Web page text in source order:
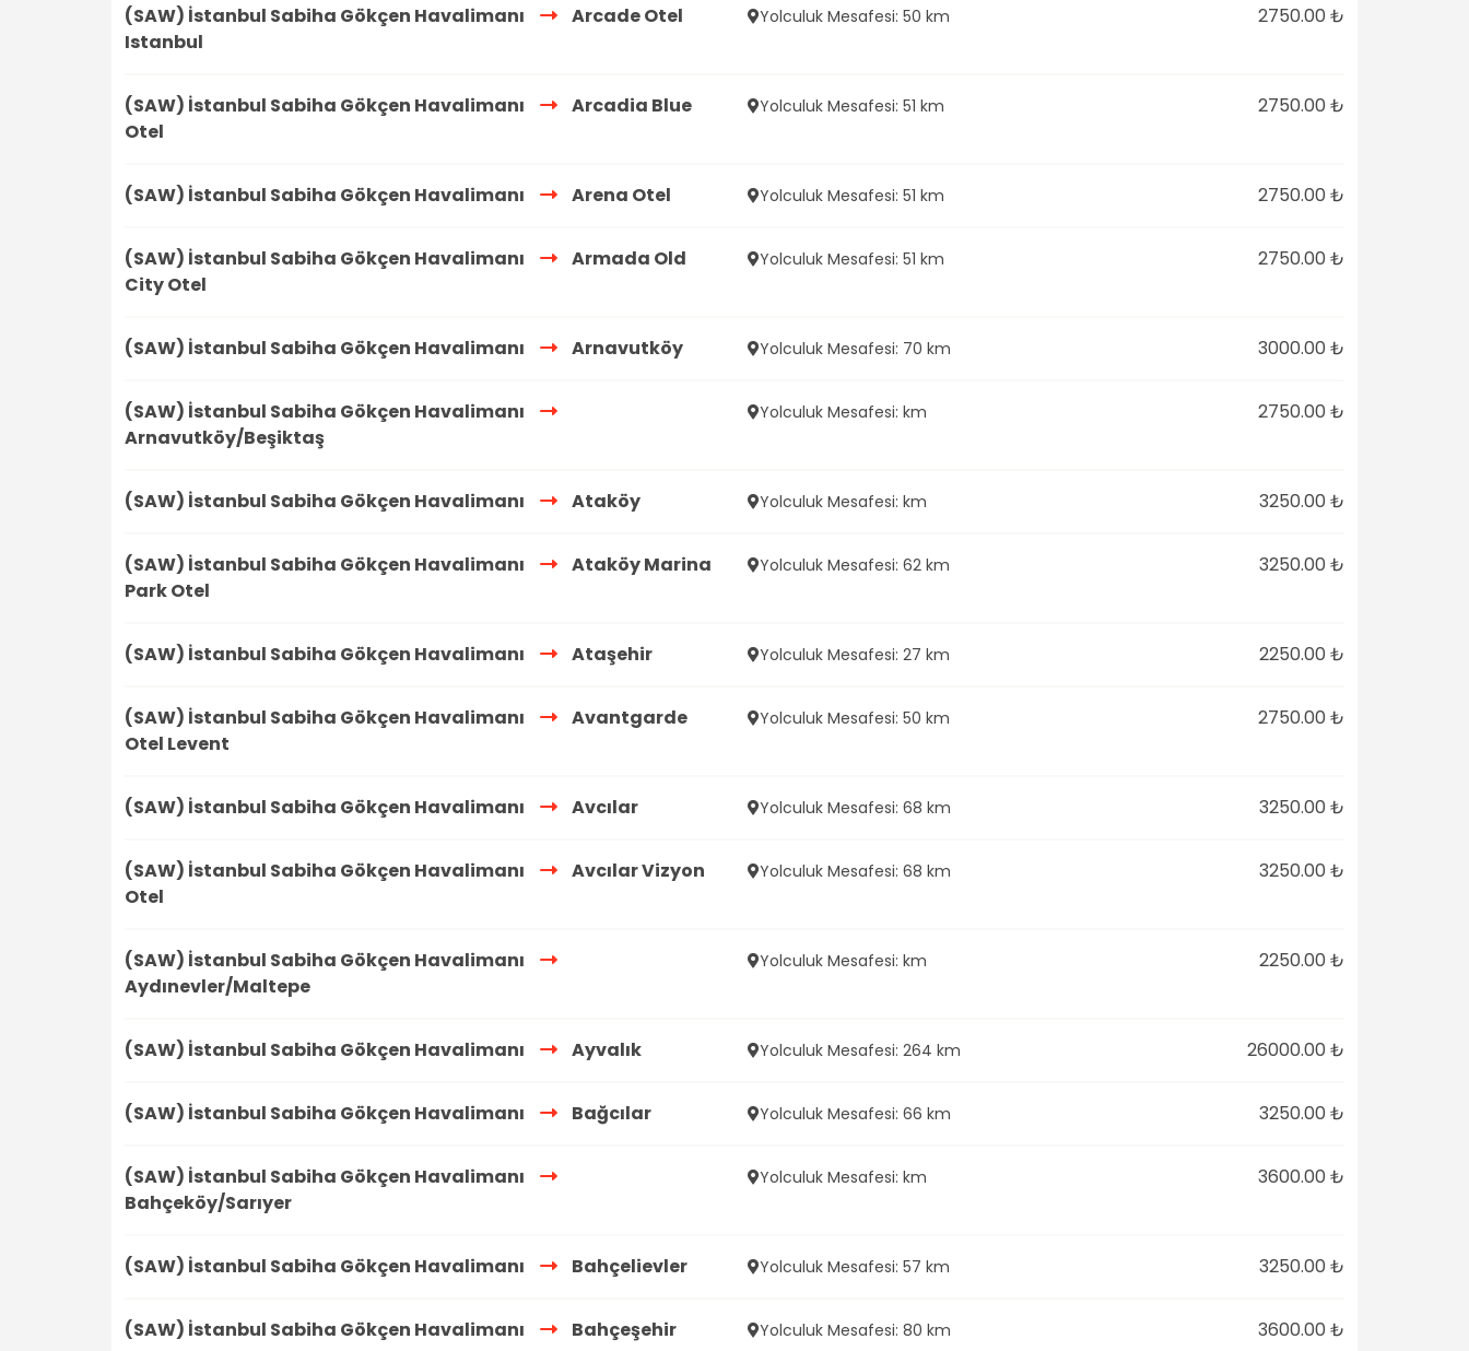
(SAW) İstanbul Sabiha Gökçen Havalimanı
Arcade Otel
Istanbul
Yolculuk Mesafesi: 50 km 2750.00 ₺
(SAW) İstanbul Sabiha Gökçen Havalimanı
Arcadia Blue
Otel
Yolculuk Mesafesi: 51 km 2750.00 ₺
(SAW) İstanbul Sabiha Gökçen Havalimanı Arena Otel Yolculuk Mesafesi: 51 km 2750.00 ₺
(SAW) İstanbul Sabiha Gökçen Havalimanı
Armada Old
City Otel
Yolculuk Mesafesi: 51 km 2750.00 ₺
(SAW) İstanbul Sabiha Gökçen Havalimanı Arnavutköy Yolculuk Mesafesi: 70 km 3000.00 ₺
(SAW) İstanbul Sabiha Gökçen Havalimanı
Arnavutköy/Beşiktaş
Yolculuk Mesafesi: km 2750.00 ₺
(SAW) İstanbul Sabiha Gökçen Havalimanı Ataköy Yolculuk Mesafesi: km 3250.00 ₺
(SAW) İstanbul Sabiha Gökçen Havalimanı
Ataköy Marina
Park Otel
Yolculuk Mesafesi: 62 km 3250.00 ₺
(SAW) İstanbul Sabiha Gökçen Havalimanı Ataşehir Yolculuk Mesafesi: 27 km 2250.00 ₺
(SAW) İstanbul Sabiha Gökçen Havalimanı
Avantgarde
Otel Levent
Yolculuk Mesafesi: 50 km 2750.00 ₺
(SAW) İstanbul Sabiha Gökçen Havalimanı Avcılar Yolculuk Mesafesi: 68 km 3250.00 ₺
(SAW) İstanbul Sabiha Gökçen Havalimanı
Avcılar Vizyon
Otel
Yolculuk Mesafesi: 68 km 3250.00 ₺
(SAW) İstanbul Sabiha Gökçen Havalimanı
Aydınevler/Maltepe
Yolculuk Mesafesi: km 2250.00 ₺
(SAW) İstanbul Sabiha Gökçen Havalimanı Ayvalık Yolculuk Mesafesi: 264 km 26000.00 ₺
(SAW) İstanbul Sabiha Gökçen Havalimanı Bağcılar Yolculuk Mesafesi: 66 km 3250.00 ₺
(SAW) İstanbul Sabiha Gökçen Havalimanı
Bahçeköy/Sarıyer
Yolculuk Mesafesi: km 3600.00 ₺
(SAW) İstanbul Sabiha Gökçen Havalimanı Bahçelievler Yolculuk Mesafesi: 57 km 3250.00 ₺
(SAW) İstanbul Sabiha Gökçen Havalimanı Bahçeşehir Yolculuk Mesafesi: 80 km 3600.00 ₺